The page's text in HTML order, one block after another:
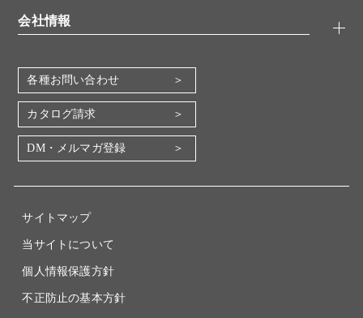
機器・消耗品
会社情報
会社概要
地図・アクセス（本社）
IR情報
電子公告
各種お問い合わせ
カタログ請求
DM・メルマガ登録
サイトマップ
当サイトについて
個人情報保護方針
不正防止の基本方針